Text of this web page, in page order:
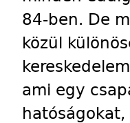
84-ben. De
közül
ami egy